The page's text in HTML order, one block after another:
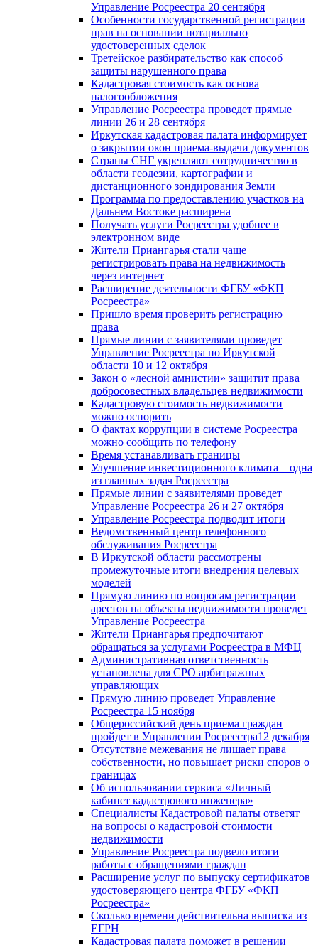
Управление Росреестра 20 сентября
Особенности государственной регистрации
прав на основании нотариально
удостоверенных сделок
Третейское разбирательство как способ
защиты нарушенного права
Кадастровая стоимость как основа
налогообложения
Управление Росреестра проведет прямые
линии 26 и 28 сентября
Иркутская кадастровая палата информирует
о закрытии окон приема-выдачи документов
Страны СНГ укрепляют сотрудничество в
области геодезии, картографии и
дистанционного зондирования Земли
Программа по предоставлению участков на
Дальнем Востоке расширена
Получать услуги Росреестра удобнее в
электронном виде
Жители Приангарья стали чаще
регистрировать права на недвижимость
через интернет
Расширение деятельности ФГБУ «ФКП
Росреестра»
Пришло время проверить регистрацию
права
Прямые линии с заявителями проведет
Управление Росреестра по Иркутской
области 10 и 12 октября
Закон о «лесной амнистии» защитит права
добросовестных владельцев недвижимости
Кадастровую стоимость недвижимости
можно оспорить
О фактах коррупции в системе Росреестра
можно сообщить по телефону
Время устанавливать границы
Улучшение инвестиционного климата – одна
из главных задач Росреестра
Прямые линии с заявителями проведет
Управление Росреестра 26 и 27 октября
Управление Росреестра подводит итоги
Ведомственный центр телефонного
обслуживания Росреестра
В Иркутской области рассмотрены
промежуточные итоги внедрения целевых
моделей
Прямую линию по вопросам регистрации
арестов на объекты недвижимости проведет
Управление Росреестра
Жители Приангарья предпочитают
обращаться за услугами Росреестра в МФЦ
Административная ответственность
установлена для СРО арбитражных
управляющих
Прямую линию проведет Управление
Росреестра 15 ноября
Общероссийский день приема граждан
пройдет в Управлении Росреестра12 декабря
Отсутствие межевания не лишает права
собственности, но повышает риски споров о
границах
Об использовании сервиса «Личный
кабинет кадастрового инженера»
Специалисты Кадастровой палаты ответят
на вопросы о кадастровой стоимости
недвижимости
Управление Росреестра подвело итоги
работы с обращениями граждан
Расширение услуг по выпуску сертификатов
удостоверяющего центра ФГБУ «ФКП
Росреестра»
Сколько времени действительна выписка из
ЕГРН
Кадастровая палата поможет в решении